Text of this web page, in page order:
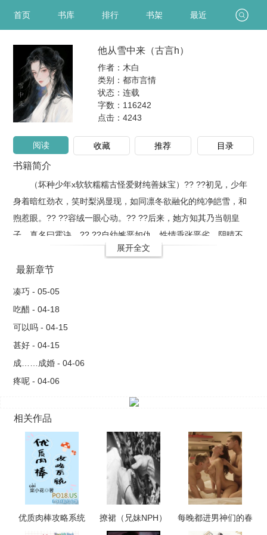
首页 书库 排行 书架 最近
他从雪中来（古言h）
作者：木白
类别：都市言情
状态：连载
字数：116242
点击： 4243
阅读 收藏 推荐 目录
书籍简介
（坏种少年x软软糯糯古怪爱财纯善妹宝）?? ??初见，少年
身着暗红劲衣，笑时梨涡显现，如同凛冬欲融化的纯净皑雪，和
煦惹眼。?? ??容绒一眼心动。?? ??后来，她方知其乃当朝皇
子，真名曰霍诀。?? ??自幼嫉恶如仇，性情乖张恶劣，阴晴不
定。? ? ?她死去的好友皆为他所害，天罗地网，处处有他为她编
织的牢笼。?? ??他的爱过于极端，极端到不舍杀她时，夜里将她
她。
展开全文
最新章节
凑巧 - 05-05
吃醋 - 04-18
可以吗 - 04-15
甚好 - 04-15
成……成婚 - 04-06
疼呢 - 04-06
相关作品
优质肉棒攻略系统
撩裙（兄妹NPH）
每晚都进男神们的春